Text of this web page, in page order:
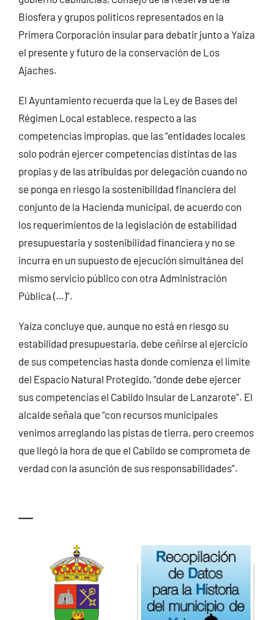
Biosfera y grupos políticos representados en la
Primera Corporación insular para debatir junto a Yaiza
el presente y futuro de la conservación de Los
Ajaches.
El Ayuntamiento recuerda que la Ley de Bases del
Régimen Local establece, respecto a las
competencias impropias, que las “entidades locales
solo podrán ejercer competencias distintas de las
propias y de las atribuidas por delegación cuando no
se ponga en riesgo la sostenibilidad financiera del
conjunto de la Hacienda municipal, de acuerdo con
los requerimientos de la legislación de estabilidad
presupuestaria y sostenibilidad financiera y no se
incurra en un supuesto de ejecución simultánea del
mismo servicio público con otra Administración
Pública (…)”.
Yaiza concluye que, aunque no está en riesgo su
estabilidad presupuestaria, debe ceñirse al ejercicio
de sus competencias hasta donde comienza el límite
del Espacio Natural Protegido, “donde debe ejercer
sus competencias el Cabildo Insular de Lanzarote”. El
alcalde señala que “con recursos municipales
venimos arreglando las pistas de tierra, pero creemos
que llegó la hora de que el Cabildo se comprometa de
verdad con la asunción de sus responsabilidades”.
—